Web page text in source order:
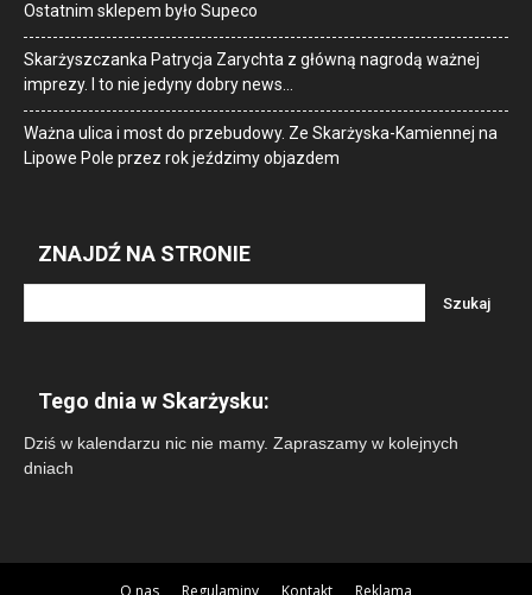
Ostatnim sklepem było Supeco
Skarżyszczanka Patrycja Zarychta z główną nagrodą ważnej
imprezy. I to nie jedyny dobry news…
Ważna ulica i most do przebudowy. Ze Skarżyska-Kamiennej na
Lipowe Pole przez rok jeździmy objazdem
ZNAJDŹ NA STRONIE
Tego dnia w Skarżysku:
Dziś w kalendarzu nic nie mamy. Zapraszamy w kolejnych
dniach
O nas Regulaminy Kontakt Reklama